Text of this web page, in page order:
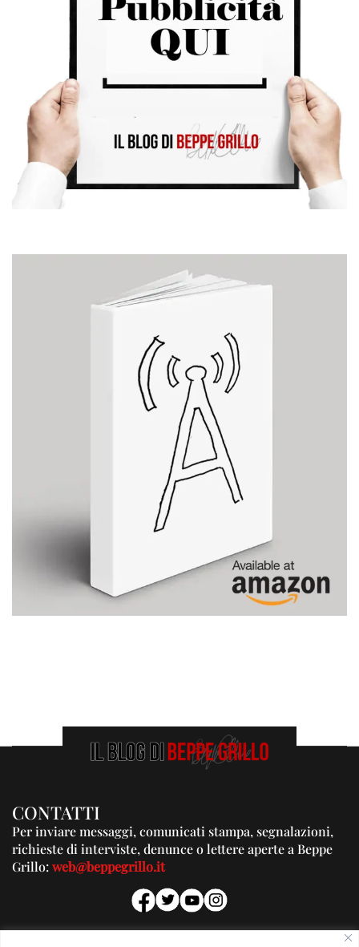
CONTATTI
Per inviare messaggi, comunicati stampa, segnalazioni,
richieste di interviste, denunce o lettere aperte a Beppe
Grillo:web@beppegrillo.it